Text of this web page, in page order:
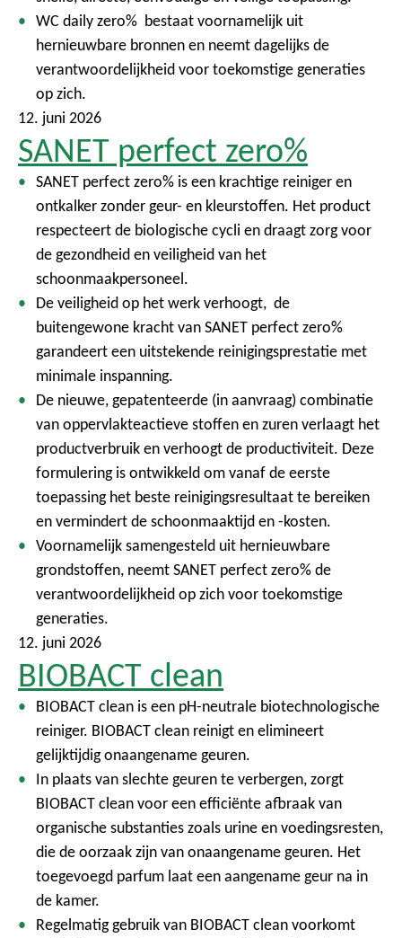
WC daily zero% bestaat voornamelijk uit
hernieuwbare bronnen en neemt dagelijks de
verantwoordelijkheid voor toekomstige generaties
op zich.
12. juni 2026
SANET perfect zero%
SANET perfect zero% is een krachtige reiniger en
ontkalker zonder geur- en kleurstoffen. Het product
respecteert de biologische cycli en draagt zorg voor
de gezondheid en veiligheid van het
schoonmaakpersoneel.
De veiligheid op het werk verhoogt, de
buitengewone kracht van SANET perfect zero%
garandeert een uitstekende reinigingsprestatie met
minimale inspanning.
De nieuwe, gepatenteerde (in aanvraag) combinatie
van oppervlakteactieve stoffen en zuren verlaagt het
productverbruik en verhoogt de productiviteit. Deze
formulering is ontwikkeld om vanaf de eerste
toepassing het beste reinigingsresultaat te bereiken
en vermindert de schoonmaaktijd en -kosten.
Voornamelijk samengesteld uit hernieuwbare
grondstoffen, neemt SANET perfect zero% de
verantwoordelijkheid op zich voor toekomstige
generaties.
12. juni 2026
BIOBACT clean
BIOBACT clean is een pH-neutrale biotechnologische
reiniger. BIOBACT clean reinigt en elimineert
gelijktijdig onaangename geuren.
In plaats van slechte geuren te verbergen, zorgt
BIOBACT clean voor een efficiënte afbraak van
organische substanties zoals urine en voedingsresten,
die de oorzaak zijn van onaangename geuren. Het
toegevoegd parfum laat een aangename geur na in
de kamer.
Regelmatig gebruik van BIOBACT clean voorkomt